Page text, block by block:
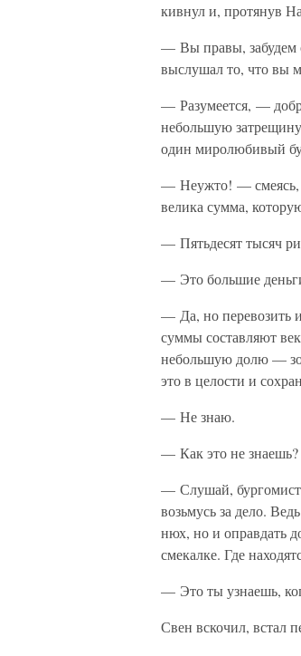
кивнул и, протянув
— Вы правы, забудем
выслушал то, что вы
— Разумеется, —
небольшую
один миролюбивый
— Неужто! — смеясь,
велика сумма,
— Пятьдесят тысяч
— Это большие
— Да, но перевозить
суммы составляют
небольшую долю —
это в целости и
— Не знаю.
— Как это не знаешь?
— Слушай,
возьмусь за дело.
нюх, но и оправдать
смекалке. Где
— Это ты узнаешь,
Свен вскочил, встал